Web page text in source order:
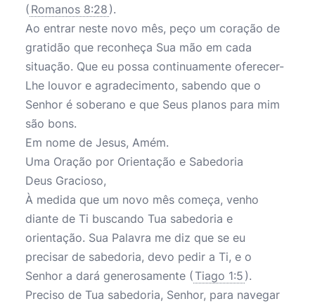
( Romanos 8:28 ).
Ao entrar neste novo mês, peço um coração de
gratidão que reconheça Sua mão em cada
situação. Que eu possa continuamente oferecer-
Lhe louvor e agradecimento, sabendo que o
Senhor é soberano e que Seus planos para mim
são bons.
Em nome de Jesus, Amém.
Uma Oração por Orientação e Sabedoria
Deus Gracioso,
À medida que um novo mês começa, venho
diante de Ti buscando Tua sabedoria e
orientação. Sua Palavra me diz que se eu
precisar de sabedoria, devo pedir a Ti, e o
Senhor a dará generosamente ( Tiago 1:5 ).
Preciso de Tua sabedoria, Senhor, para navegar